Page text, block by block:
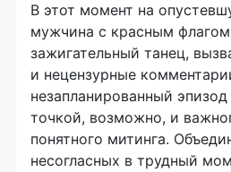
В этот момент на
мужчина с красным
зажигательный танец,
и нецензурные
незапланированный
точкой, возможно, и
понятного митинга.
несогласных в трудный